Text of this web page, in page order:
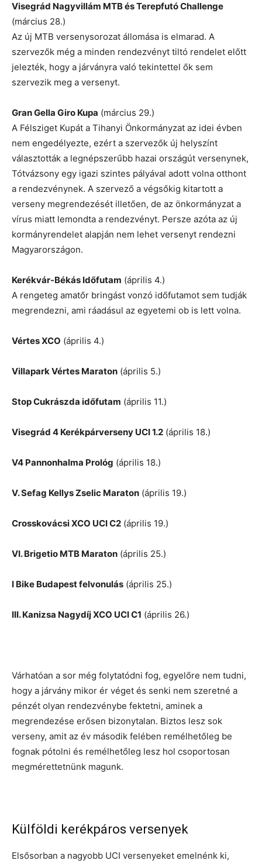
Visegrád Nagyvillám MTB és Terepfutó Challenge
(március 28.)
Az új MTB versenysorozat állomása is elmarad. A
szervezők még a minden rendezvényt tiltó rendelet előtt
jelezték, hogy a járványra való tekintettel ők sem
szervezik meg a versenyt.
Gran Gella Giro Kupa (március 29.)
A Félsziget Kupát a Tihanyi Önkormányzat az idei évben
nem engedélyezte, ezért a szervezők új helyszínt
választották a legnépszerűbb hazai országút versenynek,
Tótvázsony egy igazi szintes pályával adott volna otthont
a rendezvénynek. A szervező a végsőkig kitartott a
verseny megrendezését illetően, de az önkormányzat a
vírus miatt lemondta a rendezvényt. Persze azóta az új
kormányrendelet alapján nem lehet versenyt rendezni
Magyarországon.
Kerékvár-Békás Időfutam (április 4.)
A rengeteg amatőr bringást vonzó időfutamot sem tudják
megrendezni, ami ráadásul az egyetemi ob is lett volna.
Vértes XCO (április 4.)
Villapark Vértes Maraton (április 5.)
Stop Cukrászda időfutam (április 11.)
Visegrád 4 Kerékpárverseny UCI 1.2 (április 18.)
V4 Pannonhalma Prológ (április 18.)
V. Sefag Kellys Zselic Maraton (április 19.)
Crosskovácsi XCO UCI C2 (április 19.)
VI. Brigetio MTB Maraton (április 25.)
I Bike Budapest felvonulás (április 25.)
III. Kanizsa Nagydíj XCO UCI C1 (április 26.)
Várhatóan a sor még folytatódni fog, egyelőre nem tudni,
hogy a járvány mikor ér véget és senki nem szeretné a
pénzét olyan rendezvénybe fektetni, aminek a
megrendezése erősen bizonytalan. Biztos lesz sok
verseny, amit az év második felében remélhetőleg be
fognak pótolni és remélhetőleg lesz hol csoportosan
megmérettetnünk magunk.
Külföldi kerékpáros versenyek
Elsősorban a nagyobb UCI versenyeket emelnénk ki,